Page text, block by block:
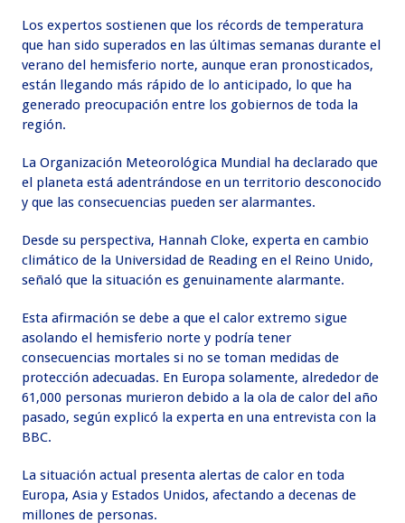
Los expertos sostienen que los récords de temperatura
que han sido superados en las últimas semanas durante el
verano del hemisferio norte, aunque eran pronosticados,
están llegando más rápido de lo anticipado, lo que ha
generado preocupación entre los gobiernos de toda la
región.
La Organización Meteorológica Mundial ha declarado que
el planeta está adentrándose en un territorio desconocido
y que las consecuencias pueden ser alarmantes.
Desde su perspectiva, Hannah Cloke, experta en cambio
climático de la Universidad de Reading en el Reino Unido,
señaló que la situación es genuinamente alarmante.
Esta afirmación se debe a que el calor extremo sigue
asolando el hemisferio norte y podría tener
consecuencias mortales si no se toman medidas de
protección adecuadas. En Europa solamente, alrededor de
61,000 personas murieron debido a la ola de calor del año
pasado, según explicó la experta en una entrevista con la
BBC.
La situación actual presenta alertas de calor en toda
Europa, Asia y Estados Unidos, afectando a decenas de
millones de personas.